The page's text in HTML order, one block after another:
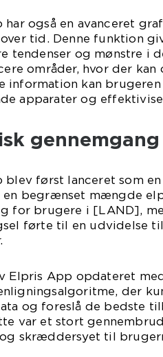
har også en avanceret
tid. Denne funktion
tendenser og mønstre i
områder, hvor der kan
information kan
apparater og
blev først lanceret som
begrænset mængde
for brugere i [LAND],
førte til en udvidelse
Elpris App opdateret
der
og foreslå de bedste
var et stort
skræddersyet til